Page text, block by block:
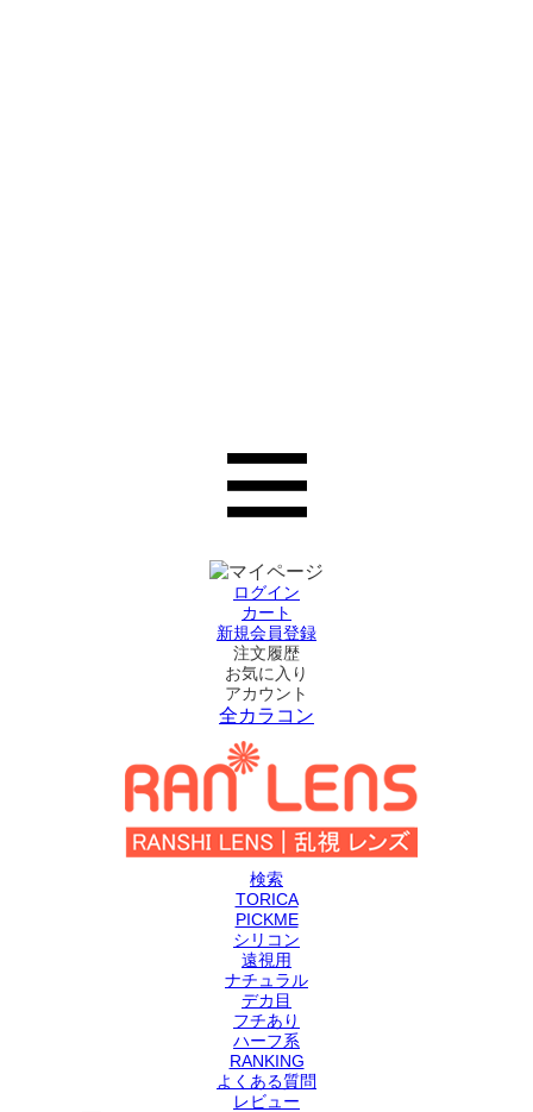
ログイン
カート
新規会員登録
注文履歴
お気に入り
アカウント
全カラコン
検索
TORICA
PICKME
シリコン
遠視用
ナチュラル
デカ目
フチあり
ハーフ系
RANKING
よくある質問
レビュー